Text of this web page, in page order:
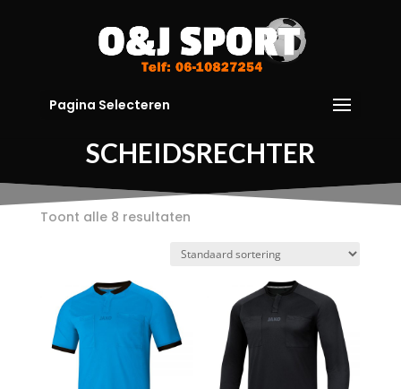
Pagina Selecteren
SCHEIDSRECHTER
Toont alle 8 resultaten